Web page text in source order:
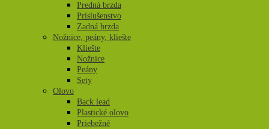
Predná brzda
Príslušenstvo
Zadná brzda
Nožnice, peány, kliešte
Kliešte
Nožnice
Peány
Sety
Olovo
Back lead
Plastické olovo
Priebežné